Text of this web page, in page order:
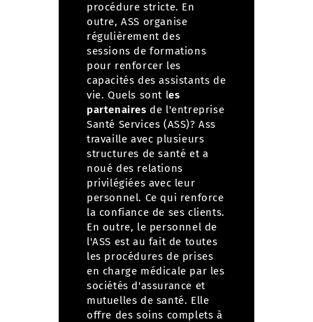
procédure stricte. En
outre, ASS organise
régulièrement des
sessions de formations
pour renforcer les
capacités des assistants de
vie. Quels sont les
partenaires de l'entreprise
Santé Services (ASS)?Ass
travaille avec plusieurs
structures de santé et a
noué des relations
privilégiées avec leur
personnel. Ce qui renforce
la confiance de ses clients.
En outre, le personnel de
l'ASS est au fait de toutes
les procédures de prises
en charge médicale par les
sociétés d'assurance et
mutuelles de santé. Elle
offre des soins complets à